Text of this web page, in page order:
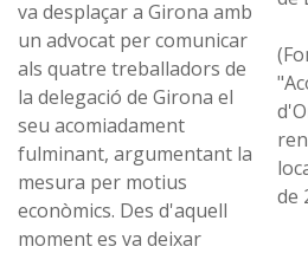
va desplaçar a Girona amb
un advocat per comunicar
als quatre treballadors de
la delegació de Girona el
seu acomiadament
fulminant, argumentant la
mesura per motius
econòmics. Des d'aquell
moment es va deixar
de